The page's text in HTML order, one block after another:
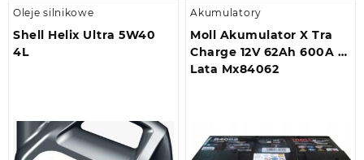
Oleje silnikowe
Shell Helix Ultra 5W40
4L
Akumulatory
Moll Akumulator X Tra
Charge 12V 62Ah 600A 3
Lata Mx84062